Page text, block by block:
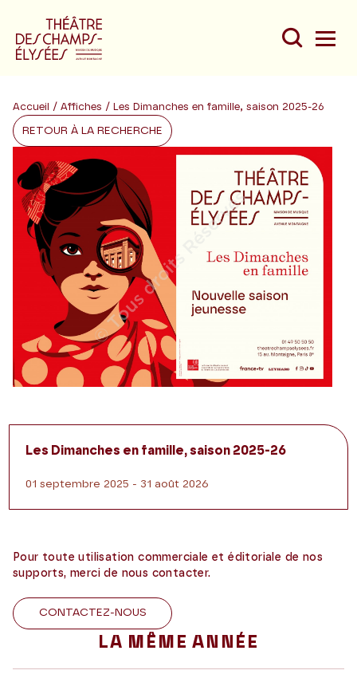
Du
Au
Accueil / Affiches / Les Dimanches en famille, saison 2025-26
RETOUR À LA RECHERCHE
Les Dimanches en famille, saison 2025-26
01 septembre 2025 - 31 août 2026
Pour toute utilisation commerciale et éditoriale de nos
supports, merci de nous contacter.
CONTACTEZ-NOUS
LA MÊME ANNÉE